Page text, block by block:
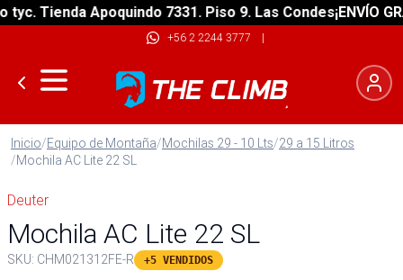
Tienda Apoquindo 7331. Piso 9. Las Condes¡ENVÍO
+56 2 2244 3777 |
Inicio/Equipo de Montaña/Mochilas 29 - 10 Lts/29 a 15 Litros
/Mochila AC Lite 22 SL
Deuter
Mochila AC Lite 22 SL
SKU: CHM021312FE-R +5 VENDIDOS